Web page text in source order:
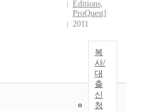
Editions,
ProQuest]
2011
복
사/
대
출
신
청